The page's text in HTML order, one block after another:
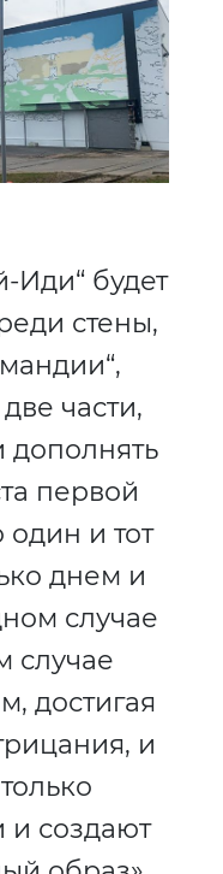
Иди“ будет
стены,
части,
дополнять
первой
один и тот
днем и
случае
случае
достигая
и
и создают